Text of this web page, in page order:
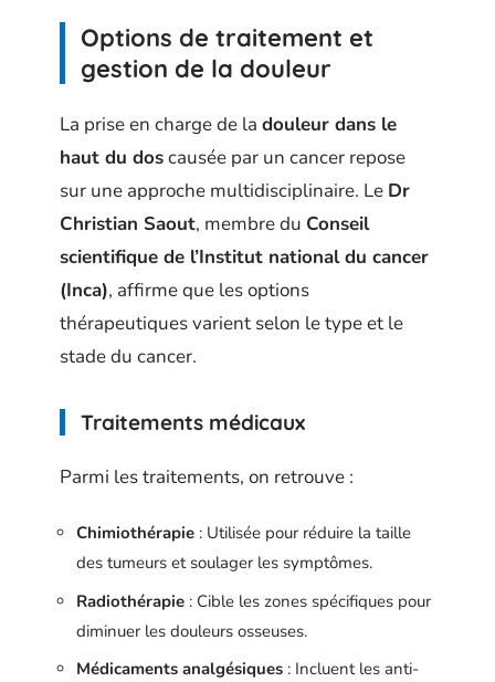
Options de traitement et
gestion de la douleur
La prise en charge de la douleur dans le
haut du doscausée par un cancer repose
sur une approche multidisciplinaire. Le Dr
Christian Saout, membre du Conseil
scientifique de l’Institut national du cancer
(Inca), affirme que les options
thérapeutiques varient selon le type et le
stade du cancer.
Traitements médicaux
Parmi les traitements, on retrouve :
Chimiothérapie : Utilisée pour réduire la taille
des tumeurs et soulager les symptômes.
Radiothérapie : Cible les zones spécifiques pour
diminuer les douleurs osseuses.
Médicaments analgésiques : Incluent les anti-